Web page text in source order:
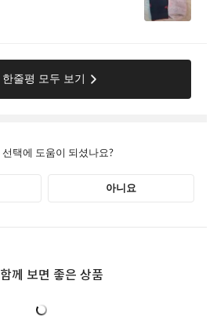
함께 보면 좋은 상품